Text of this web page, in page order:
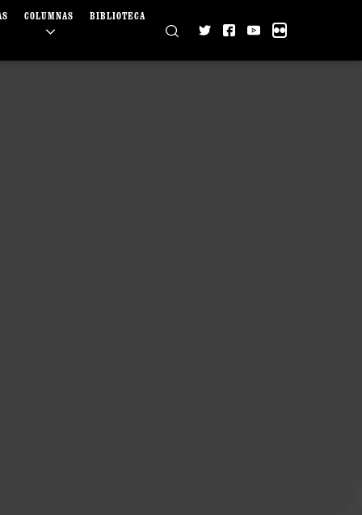
COLUMNAS BIBLIOTECA